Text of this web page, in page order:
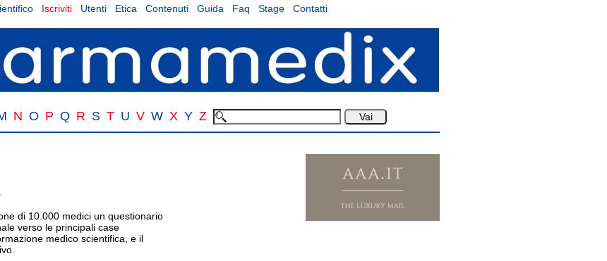
Iscriviti Utenti Etica Contenuti Guida Faq Stage Contatti
N O P Q R S T U V W X Y Z
di 10.000 medici un questionario
verso le principali case
medico scientifica, e il